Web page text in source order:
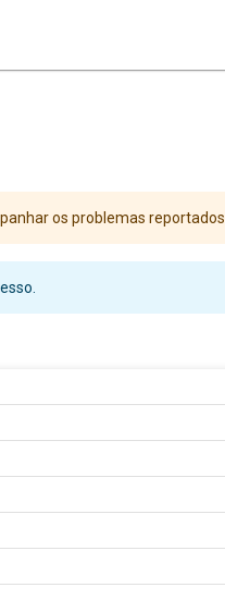
os problemas reportados.